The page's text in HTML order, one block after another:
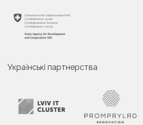
Українські партнерства